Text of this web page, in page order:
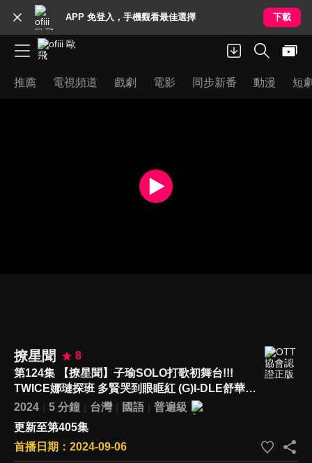
APP 免登入，手機觀看最佳選擇 下載
推薦 電視頻道 戲劇 電影 同步新番 動漫 短
撩星聞
8
第124集 【撩星聞】子瑜SOLO打歌初舞台!!!
TWICE娜璉探班 多賢哭到眼眶紅 (G)I-DLE舒華幫
宣傳「最喜歡看美女了」
2024 5 分鐘 台灣 國語
普遍級
更新至第405集
首播日期：2024-09-06